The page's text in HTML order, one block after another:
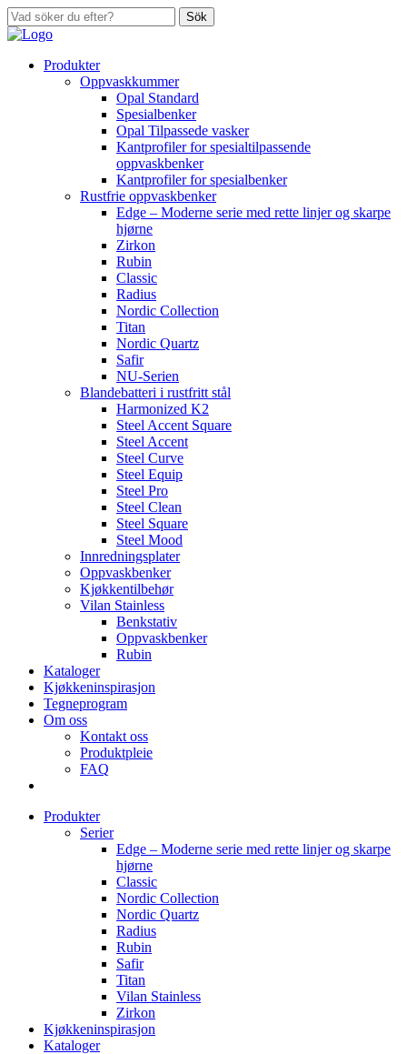
Sök
Produkter
Oppvaskkummer
Opal Standard
Spesialbenker
Opal Tilpassede vasker
Kantprofiler for spesialtilpassende
oppvaskbenker
Kantprofiler for spesialbenker
Rustfrie oppvaskbenker
Edge – Moderne serie med rette linjer og skarpe
hjørne
Zirkon
Rubin
Classic
Radius
Nordic Collection
Titan
Nordic Quartz
Safir
NU-Serien
Blandebatteri i rustfritt stål
Harmonized K2
Steel Accent Square
Steel Accent
Steel Curve
Steel Equip
Steel Pro
Steel Clean
Steel Square
Steel Mood
Innredningsplater
Oppvaskbenker
Kjøkkentilbehør
Vilan Stainless
Benkstativ
Oppvaskbenker
Rubin
Kataloger
Kjøkkeninspirasjon
Tegneprogram
Om oss
Kontakt oss
Produktpleie
FAQ
Produkter
Serier
Edge – Moderne serie med rette linjer og skarpe
hjørne
Classic
Nordic Collection
Nordic Quartz
Radius
Rubin
Safir
Titan
Vilan Stainless
Zirkon
Kjøkkeninspirasjon
Kataloger